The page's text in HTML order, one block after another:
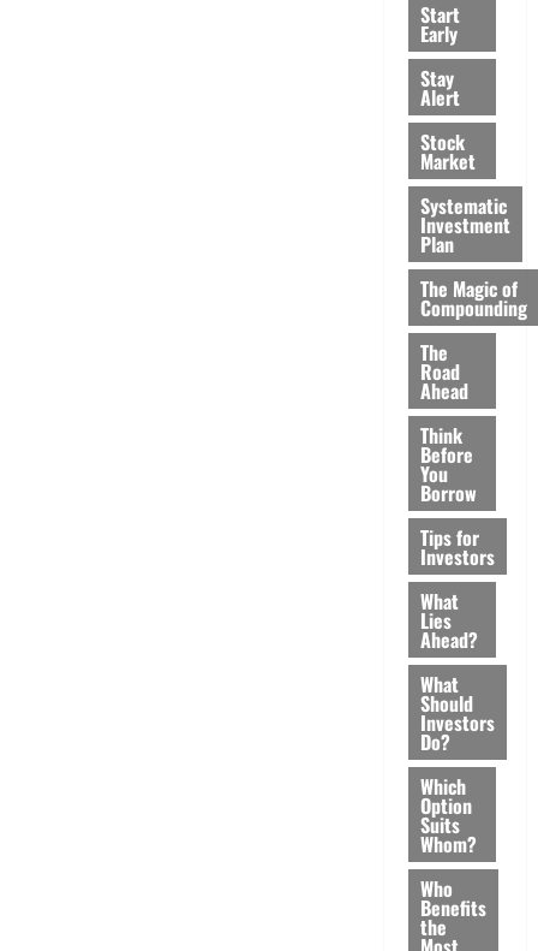
Start
Early
Stay
Alert
Stock
Market
Systematic
Investment
Plan
The Magic of
Compounding
The
Road
Ahead
Think
Before
You
Borrow
Tips for
Investors
What
Lies
Ahead?
What
Should
Investors
Do?
Which
Option
Suits
Whom?
Who
Benefits
the